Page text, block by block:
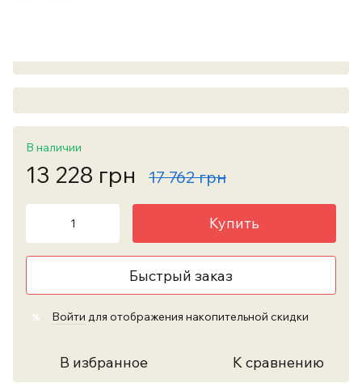
В наличии
13 228 грн 17 762 грн
Купить
Быстрый заказ
% Войти для отображения накопительной скидки
В избранное К сравнению